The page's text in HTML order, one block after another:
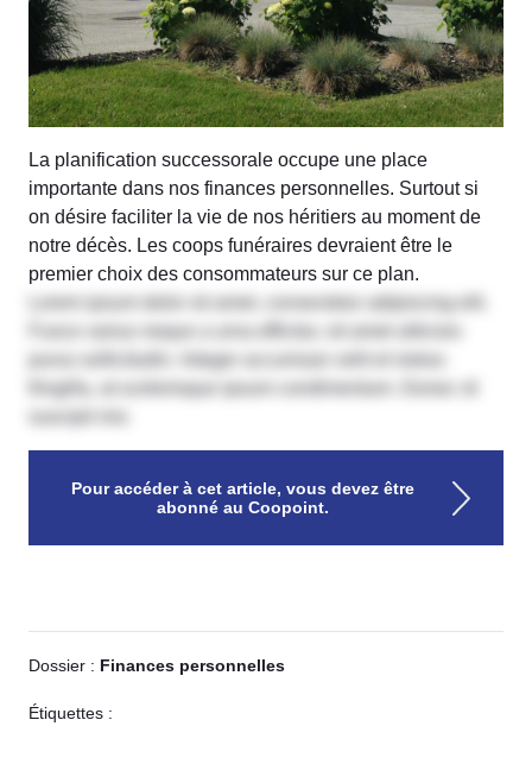
La planification successorale occupe une place
importante dans nos finances personnelles. Surtout si
on désire faciliter la vie de nos héritiers au moment de
notre décès. Les coops funéraires devraient être le
premier choix des consommateurs sur ce plan.
Lorem ipsum dolor sit amet, consectetur adipiscing elit.
Fusce varius neque a urna efficitur, sit amet ultricies
purus sollicitudin. Integer accumsan velit et metus
fringilla, at scelerisque ipsum condimentum. Donec id
Pour accéder à cet article, vous devez être
abonné au Coopoint.
Dossier : Finances personnelles
Étiquettes :